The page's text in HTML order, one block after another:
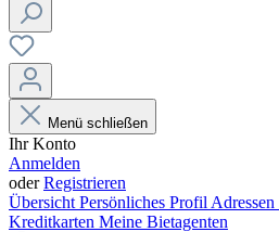
Menü schließen
Ihr Konto
Anmelden
oderRegistrieren
Übersicht Persönliches Profil Adressen
Kreditkarten Meine Bietagenten